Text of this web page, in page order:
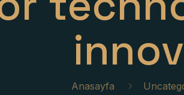
Anasayfa